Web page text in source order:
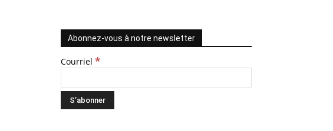
Abonnez-vous à notre newsletter
Courriel *